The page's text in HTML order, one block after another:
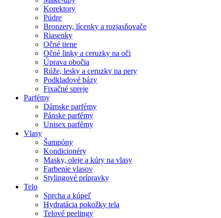
Korektory
Púdre
Bronzery, lícenky a rozjasňovače
Riasenky
Očné tiene
Očné linky a ceruzky na oči
Úprava obočia
Rúže, lesky a ceruzky na pery
Podkladové bázy
Fixačné spreje
Parfémy
Dámske parfémy
Pánske parfémy
Unisex parfémy
Vlasy
Šampóny
Kondicionéry
Masky, oleje a kúry na vlasy
Farbenie vlasov
Stylingové prípravky
Telo
Sprcha a kúpeľ
Hydratácia pokožky tela
Telové peelingy